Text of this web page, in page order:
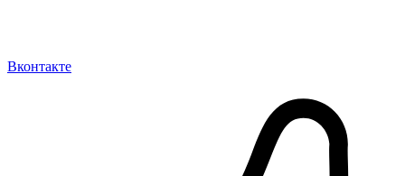
Вконтакте